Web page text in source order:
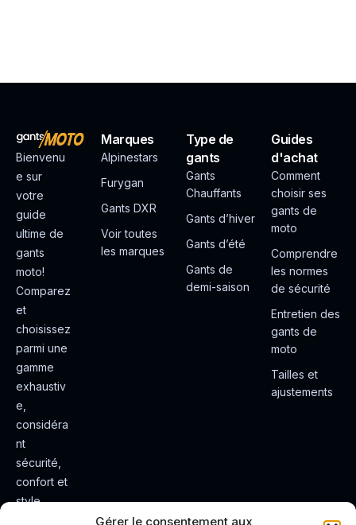
Gérer le consentement aux
Bienvenu
e sur
votre
guide
ultime de
gants
moto!
Comparez
et
choisissez
parmi une
gamme
exhaustiv
e,
considéra
nt
sécurité,
confort et
style.
Marques
Alpinestars
Furygan
Gants DXR
Voir toutes
les marques
Type de
gants
Gants
Chauffants
Gants d’hiver
Gants d’été
Gants de
demi-saison
Guides
d'achat
Comment
choisir ses
gants de
moto
Comprendre
les normes
de sécurité
Entretien des
gants de
moto
Tailles et
ajustements